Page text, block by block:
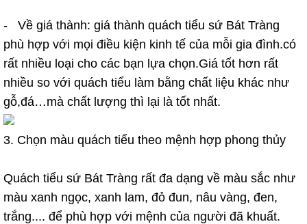
- Về giá thành: giá thành quách tiểu sứ Bát Tràng
phù hợp với mọi điều kiện kinh tế của mỗi gia đình.có
rất nhiều loại cho các bạn lựa chọn.Giá tốt hơn rất
nhiều so với quách tiểu làm bằng chất liệu khác như
gỗ,đá…mà chất lượng thì lại là tốt nhất.
3. Chọn màu quách tiểu theo mệnh hợp phong thủy
Quách tiểu sứ Bát Tràng rất đa dạng về màu sắc như
màu xanh ngọc, xanh lam, đỏ đun, nâu vàng, đen,
trắng.... để phù hợp với mệnh của người đã khuất.